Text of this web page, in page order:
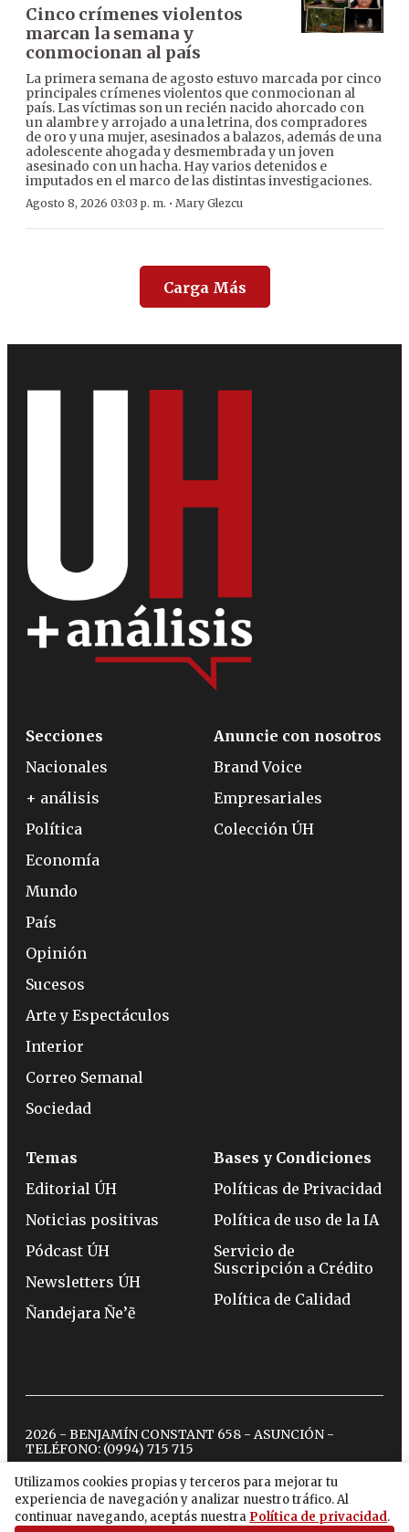
Cinco crímenes violentos
marcan la semana y
conmocionan al país
La primera semana de agosto estuvo marcada por cinco
principales crímenes violentos que conmocionan al
país. Las víctimas son un recién nacido ahorcado con
un alambre y arrojado a una letrina, dos compradores
de oro y una mujer, asesinados a balazos, además de una
adolescente ahogada y desmembrada y un joven
asesinado con un hacha. Hay varios detenidos e
imputados en el marco de las distintas investigaciones.
Agosto 8, 2026 03:03 p. m. · Mary Glezcu
Carga Más
Utilizamos cookies propias y terceros para mejorar tu
experiencia de navegación y analizar nuestro tráfico. Al
continuar navegando, aceptás nuestra Política de privacidad.
Secciones
Nacionales
+ análisis
Política
Economía
Mundo
País
Opinión
Sucesos
Arte y Espectáculos
Interior
Correo Semanal
Sociedad
Anuncie con nosotros
Brand Voice
Empresariales
Colección ÚH
Temas
Editorial ÚH
Noticias positivas
Pódcast ÚH
Newsletters ÚH
Ñandejara Ñe’ẽ
Bases y Condiciones
Políticas de Privacidad
Política de uso de la IA
Servicio de
Suscripción a Crédito
Política de Calidad
2026 - BENJAMÍN CONSTANT 658 - ASUNCIÓN -
TELÉFONO: (0994) 715 715
twitterinstagram
facebook
tiktokyoutubespotify